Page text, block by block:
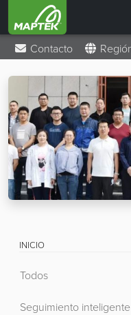
Contacto
INICIO
Todos
Seguimiento